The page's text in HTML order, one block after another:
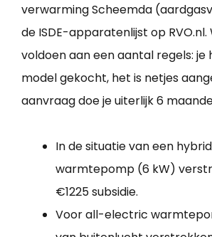
verwarming Scheemda
de ISDE-apparatenlijst op
voldoen aan een aantal regels: je
model gekocht, het is netjes
aanvraag doe je uiterlijk 6
In de situatie van een
warmtepomp (6 kW)
€1225 subsidie.
Voor all-electric